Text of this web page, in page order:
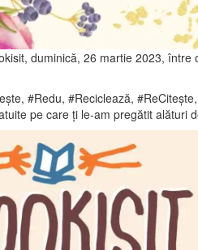
duminică, 26 martie 2023,
#Redu, #Reciclează,
pe care ţi le-am pregătit